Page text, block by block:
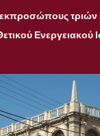
εκπροσώπους
Ενεργειακού